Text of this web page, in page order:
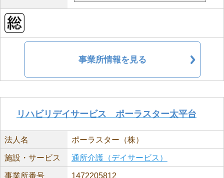
事業所情報を見る
リハビリデイサービス ポーラスター太平台
法人名 ポーラスター（株）
施設・サービス 通所介護（デイサービス）
事業所番号 1472205812